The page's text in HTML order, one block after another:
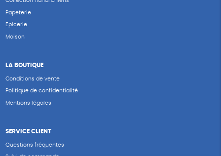
Papeterie
Epicerie
Maison
LA BOUTIQUE
Conditions de vente
Politique de confidentialité
Mentions légales
SERVICE CLIENT
Questions fréquentes